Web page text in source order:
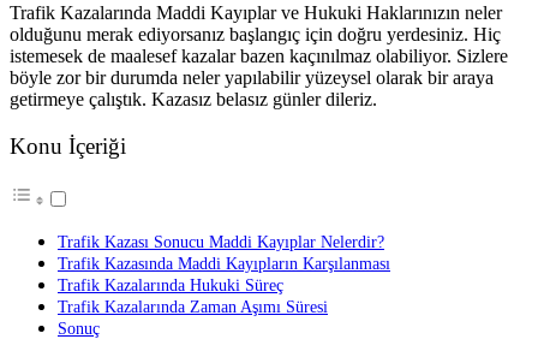
Trafik Kazalarında Maddi Kayıplar ve Hukuki Haklarınızın neler
olduğunu merak ediyorsanız başlangıç için doğru yerdesiniz. Hiç
istemesek de maalesef kazalar bazen kaçınılmaz olabiliyor. Sizlere
böyle zor bir durumda neler yapılabilir yüzeysel olarak bir araya
getirmeye çalıştık. Kazasız belasız günler dileriz.
Konu İçeriği
Trafik Kazası Sonucu Maddi Kayıplar Nelerdir?
Trafik Kazasında Maddi Kayıpların Karşılanması
Trafik Kazalarında Hukuki Süreç
Trafik Kazalarında Zaman Aşımı Süresi
Sonuç